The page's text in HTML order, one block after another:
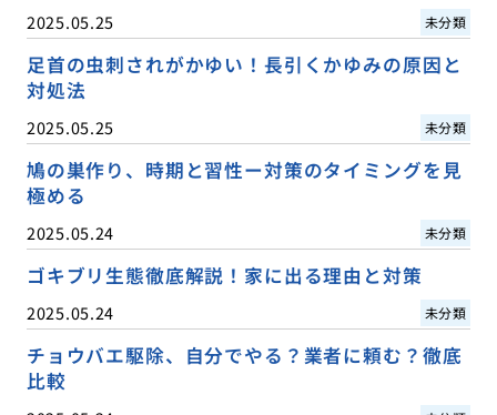
2025.05.25 未分類
足首の虫刺されがかゆい！長引くかゆみの原因と
対処法
2025.05.25 未分類
鳩の巣作り、時期と習性ー対策のタイミングを見
極める
2025.05.24 未分類
ゴキブリ生態徹底解説！家に出る理由と対策
2025.05.24 未分類
チョウバエ駆除、自分でやる？業者に頼む？徹底
比較